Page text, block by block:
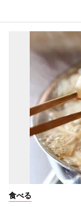
食べる